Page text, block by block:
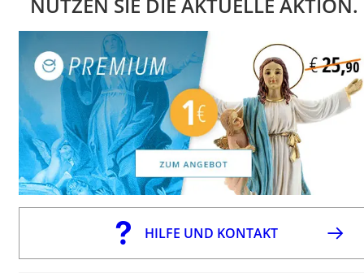
NUTZEN SIE DIE AKTUELLE AKTION.
HILFE UND KONTAKT